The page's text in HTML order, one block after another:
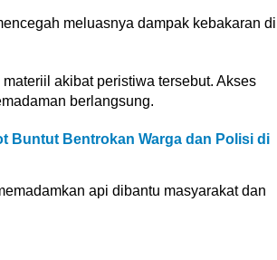
meluasnya dampak kebakaran di
akibat peristiwa tersebut. Akses
berlangsung.
Buntut Bentrokan Warga dan Polisi di
api dibantu masyarakat dan